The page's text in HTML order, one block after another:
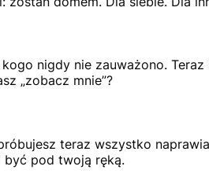
nigdy nie zauważono.
„zobacz mnie”?
teraz wszystko
być pod twoją ręką.